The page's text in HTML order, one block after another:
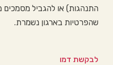
התנהגות) או להגביל מסמכים
שהפרטיות בארגון נשמרת.
לבקשת דמו